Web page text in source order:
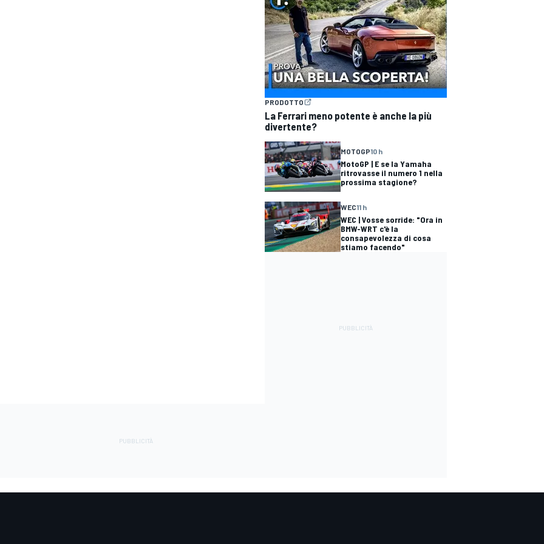
PRODOTTO
La Ferrari meno potente è anche la più
divertente?
MOTOGP10 h
MotoGP | E se la Yamaha
ritrovasse il numero 1 nella
prossima stagione?
WEC11 h
WEC | Vosse sorride: "Ora in
BMW-WRT c'è la
consapevolezza di cosa
stiamo facendo"